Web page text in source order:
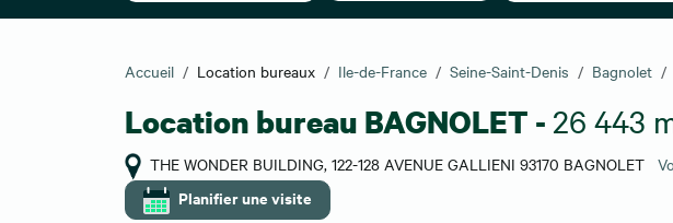
Accueil Location bureaux Ile-de-France Seine-Saint-Denis Bagnolet
Location bureau BAGNOLET - 26 443
THE WONDER BUILDING, 122-128 AVENUE GALLIENI 93170 BAGNOLET
Planifier une visite